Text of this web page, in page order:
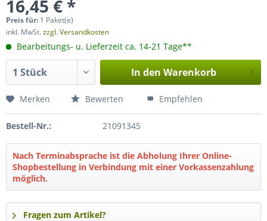
16,45 € *
Preis für: 1 Paket(e)
inkl. MwSt.zzgl. Versandkosten
Bearbeitungs- u. Lieferzeit ca. 14-21 Tage**
In den Warenkorb
Merken Bewerten Empfehlen
Bestell-Nr.: 21091345
Nach Terminabsprache ist die Abholung Ihrer Online-
Shopbestellung in Verbindung mit einer Vorkassenzahlung
möglich.
Fragen zum Artikel?